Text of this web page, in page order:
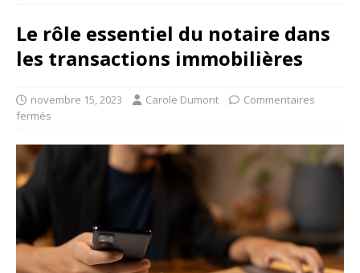
Le rôle essentiel du notaire dans
les transactions immobilières
novembre 15, 2023 Carole Dumont
Commentaires
fermés